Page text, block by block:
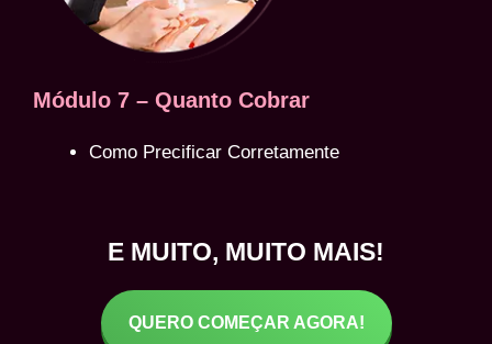
Módulo 7 – Quanto Cobrar
Como Precificar Corretamente
E MUITO, MUITO MAIS!
QUERO COMEÇAR AGORA!